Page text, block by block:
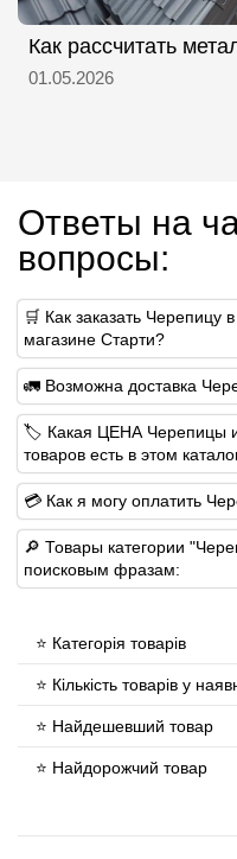
Как рассчитать
01.05.2026
Ответы на
вопросы:
🛒 Как заказать Черепицу
магазине Старти?
🚛 Возможна доставка
🏷 Какая ЦЕНА Черепицы и
товаров есть в этом
💳 Как я могу оплатить
🔎 Товары категории
поисковым фразам:
⭐ Категорія товарів
⭐ Кількість товарів у
⭐ Найдешевший товар
⭐ Найдорожчий товар